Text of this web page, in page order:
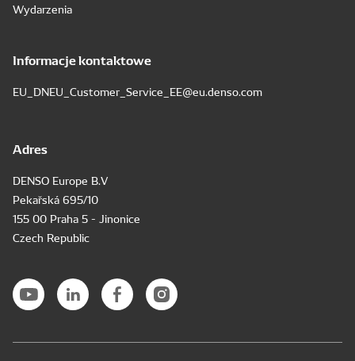
Wydarzenia
Informacje kontaktowe
EU_DNEU_Customer_Service_EE@eu.denso.com
Adres
DENSO Europe B.V
Pekařská 695/10
155 00 Praha 5 - Jinonice
Czech Republic